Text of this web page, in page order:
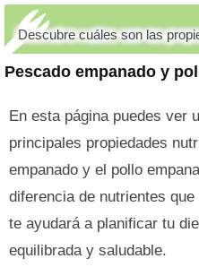
Descubre cuáles son las
En esta página puedes ver
principales propiedades
empanado y el pollo
diferencia de nutrientes
te ayudará a planificar tu
equilibrada y saludable.